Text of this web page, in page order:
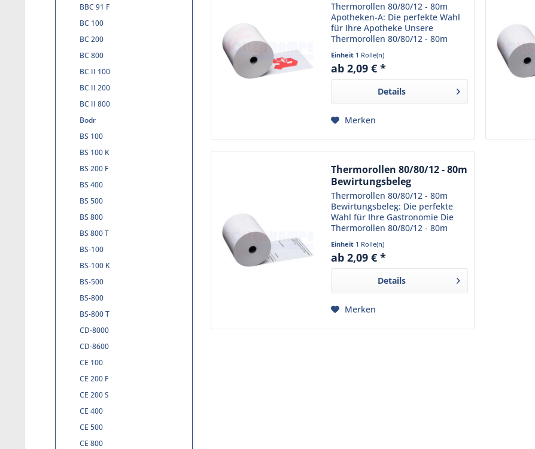
BBC 91 F
BC 100
BC 200
BC 800
BC II 100
BC II 200
BC II 800
Bodr
BS 100
BS 100 K
BS 200 F
BS 400
BS 500
BS 800
BS 800 T
BS-100
BS-100 K
BS-500
BS-800
BS-800 T
CD-8000
CD-8600
CE 100
CE 200 F
CE 200 S
CE 400
CE 500
CE 800
Thermorollen 80/80/12 - 80m
Apotheken-A: Die perfekte Wahl
für Ihre Apotheke Unsere
Thermorollen 80/80/12 - 80m
Apotheken-A sind speziell für
den Einsatz in Apotheken
konzipiert. Sie sind aus
gefertigt und...
Einheit 1 Rolle(n)
ab 2,09 € *
Details
Merken
Thermorollen 80/80/12 - 80m
Bewirtungsbeleg
Thermorollen 80/80/12 - 80m
Bewirtungsbeleg: Die perfekte
Wahl für Ihre Gastronomie Die
Thermorollen 80/80/12 - 80m
Bewirtungsbeleg sind ein
unverzichtbares Produkt für Ihr
Restaurant oder Café. Sie erfüllen
Einheit 1 Rolle(n)
ab 2,09 € *
Details
Merken